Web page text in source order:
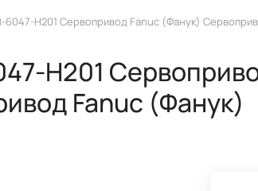
6047-H201 Сервопривод Fanuc (Фанук)
H201
Fanuc (Фанук)